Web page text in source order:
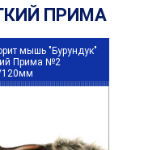
ПРИМА
мышь "Бурундук"
Прима №2
120мм